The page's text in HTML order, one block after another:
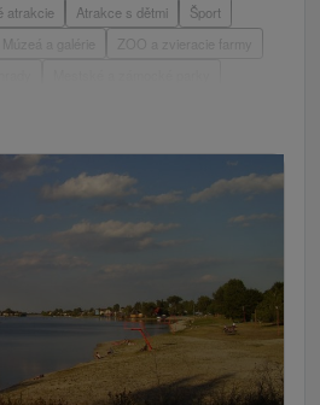
atrakcie Atrakce s dětmi
Šport
Múzeá a galérie
ZOO a zvieracie farmy
Aquaparky, kúpaliská
Skanzeny
Túry a turistické chodníky
Horské chaty
Sakrálne miesta
Golfové ihriská
a kiná v prírode
Vínne cesty